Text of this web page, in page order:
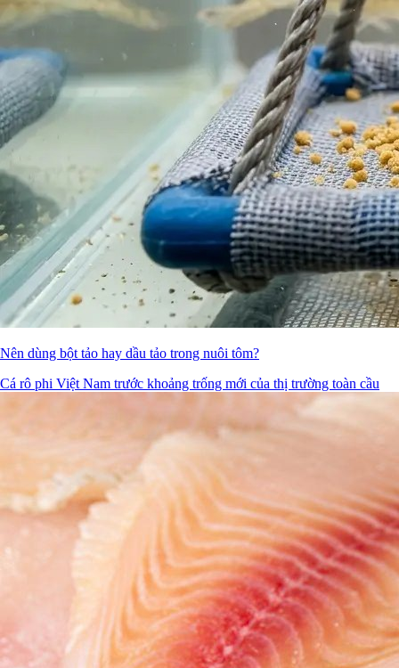
Nên dùng bột tảo hay dầu tảo trong nuôi tôm?
Cá rô phi Việt Nam trước khoảng trống mới của thị trường toàn cầu